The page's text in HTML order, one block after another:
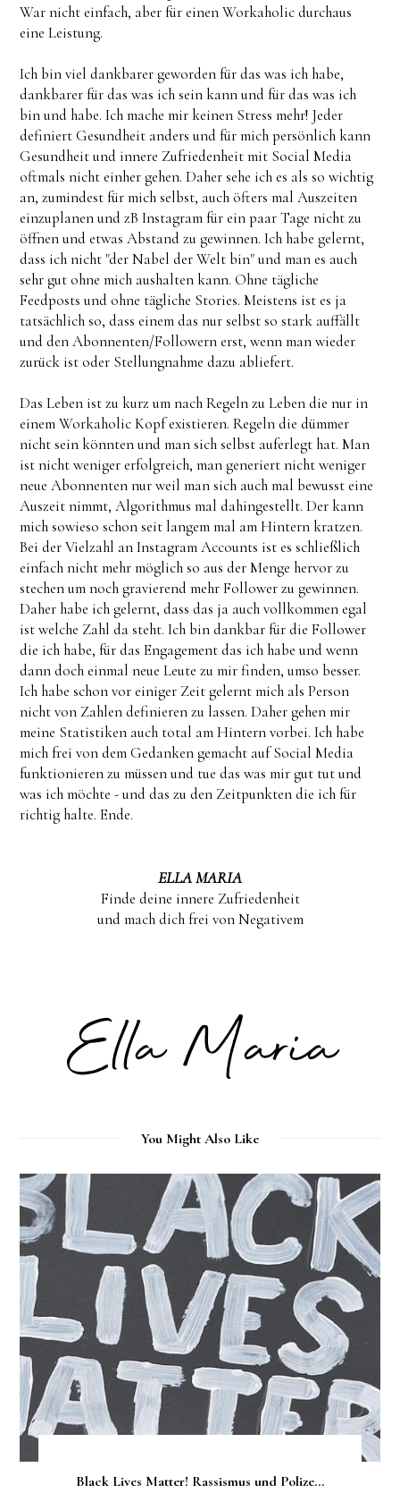
War nicht einfach, aber für einen Workaholic durchaus
eine Leistung.
Ich bin viel dankbarer geworden für das was ich habe,
dankbarer für das was ich sein kann und für das was ich
bin und habe. Ich mache mir keinen Stress mehr! Jeder
definiert Gesundheit anders und für mich persönlich kann
Gesundheit und innere Zufriedenheit mit Social Media
oftmals nicht einher gehen. Daher sehe ich es als so wichtig
an, zumindest für mich selbst, auch öfters mal Auszeiten
einzuplanen und zB Instagram für ein paar Tage nicht zu
öffnen und etwas Abstand zu gewinnen. Ich habe gelernt,
dass ich nicht "der Nabel der Welt bin" und man es auch
sehr gut ohne mich aushalten kann. Ohne tägliche
Feedposts und ohne tägliche Stories. Meistens ist es ja
tatsächlich so, dass einem das nur selbst so stark auffällt
und den Abonnenten/Followern erst, wenn man wieder
zurück ist oder Stellungnahme dazu abliefert.
Das Leben ist zu kurz um nach Regeln zu Leben die nur in
einem Workaholic Kopf existieren. Regeln die dümmer
nicht sein könnten und man sich selbst auferlegt hat. Man
ist nicht weniger erfolgreich, man generiert nicht weniger
neue Abonnenten nur weil man sich auch mal bewusst eine
Auszeit nimmt, Algorithmus mal dahingestellt. Der kann
mich sowieso schon seit langem mal am Hintern kratzen.
Bei der Vielzahl an Instagram Accounts ist es schließlich
einfach nicht mehr möglich so aus der Menge hervor zu
stechen um noch gravierend mehr Follower zu gewinnen.
Daher habe ich gelernt, dass das ja auch vollkommen egal
ist welche Zahl da steht. Ich bin dankbar für die Follower
die ich habe, für das Engagement das ich habe und wenn
dann doch einmal neue Leute zu mir finden, umso besser.
Ich habe schon vor einiger Zeit gelernt mich als Person
nicht von Zahlen definieren zu lassen. Daher gehen mir
meine Statistiken auch total am Hintern vorbei. Ich habe
mich frei von dem Gedanken gemacht auf Social Media
funktionieren zu müssen und tue das was mir gut tut und
was ich möchte - und das zu den Zeitpunkten die ich für
richtig halte. Ende.
ELLA MARIA
Finde deine innere Zufriedenheit
und mach dich frei von Negativem
You Might Also Like
Black Lives Matter! Rassismus und Polize...